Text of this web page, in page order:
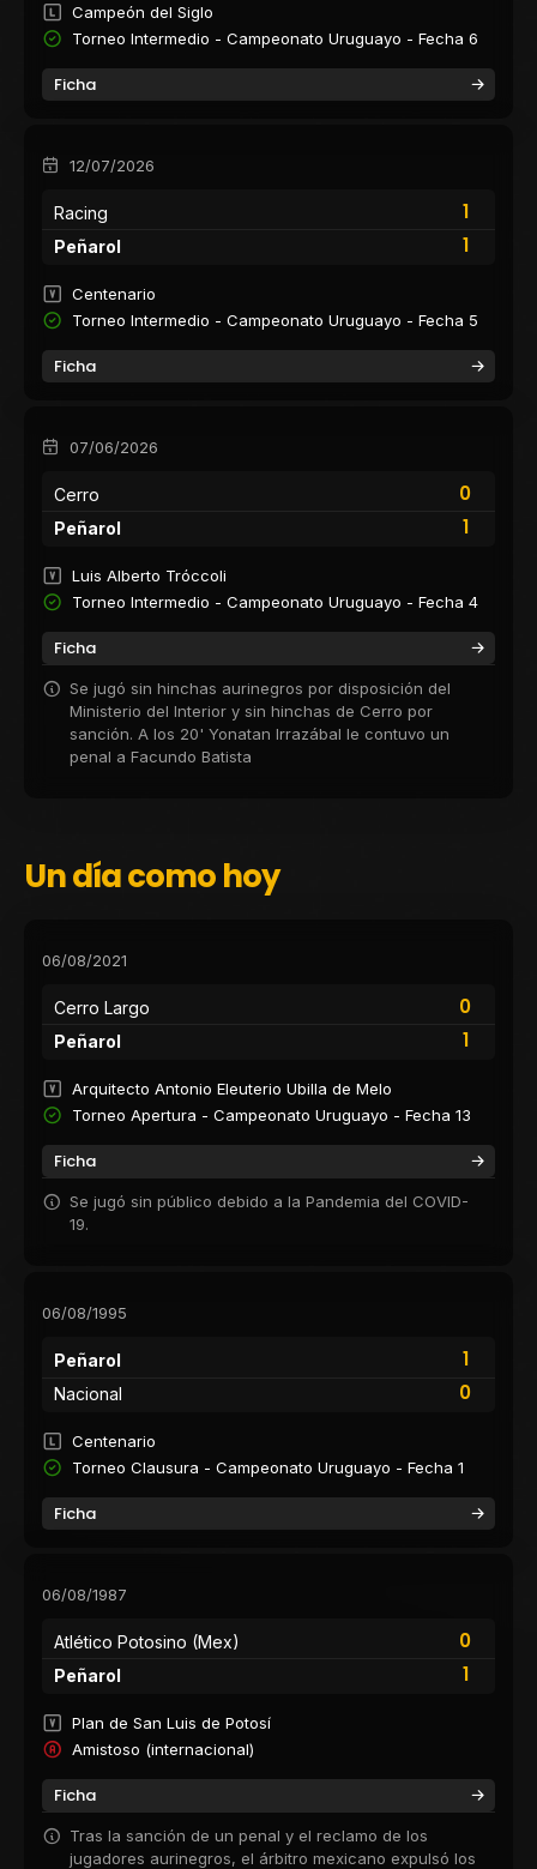
Campeón del Siglo
Torneo Intermedio - Campeonato Uruguayo - Fecha 6
Ficha
12/07/2026
Racing
1
1
Peñarol
Centenario
Torneo Intermedio - Campeonato Uruguayo - Fecha 5
Ficha
07/06/2026
Cerro
0
1
Peñarol
Luis Alberto Tróccoli
Torneo Intermedio - Campeonato Uruguayo - Fecha 4
Ficha
Se jugó sin hinchas aurinegros por disposición del
Ministerio del Interior y sin hinchas de Cerro por
sanción. A los 20' Yonatan Irrazábal le contuvo un
penal a Facundo Batista
Un día como hoy
06/08/2021
Cerro Largo
0
1
Peñarol
Arquitecto Antonio Eleuterio Ubilla de Melo
Torneo Apertura - Campeonato Uruguayo - Fecha 13
Ficha
Se jugó sin público debido a la Pandemia del COVID-
19.
06/08/1995
Peñarol
1
0
Nacional
Centenario
Torneo Clausura - Campeonato Uruguayo - Fecha 1
Ficha
06/08/1987
Atlético Potosino (Mex)
0
1
Peñarol
Plan de San Luis de Potosí
Amistoso (internacional)
Ficha
Tras la sanción de un penal y el reclamo de los
jugadores aurinegros, el árbitro mexicano expulsó los